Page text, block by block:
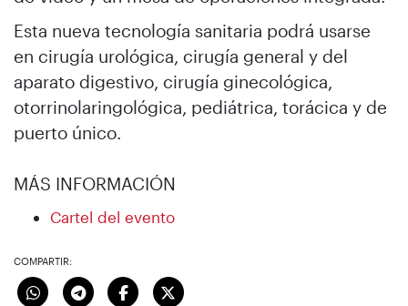
Esta nueva tecnología sanitaria podrá usarse
en cirugía urológica, cirugía general y del
aparato digestivo, cirugía ginecológica,
otorrinolaringológica, pediátrica, torácica y de
puerto único.
MÁS INFORMACIÓN
Cartel del evento
COMPARTIR: